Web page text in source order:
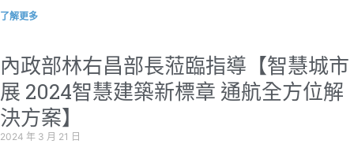
了解更多
內政部林右昌部長蒞臨指導【智慧城市
展 2024智慧建築新標章 通航全方位解
決方案】
2024 年 3 月 21 日